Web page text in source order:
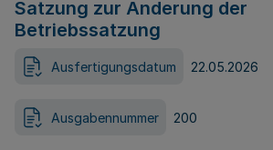
Satzung zur Änderung der
Betriebssatzung
Ausfertigungsdatum 22.05.2026
Ausgabennummer 200